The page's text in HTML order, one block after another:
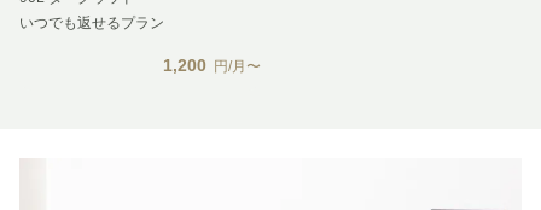
いつでも返せるプラン
1,200 円/月〜